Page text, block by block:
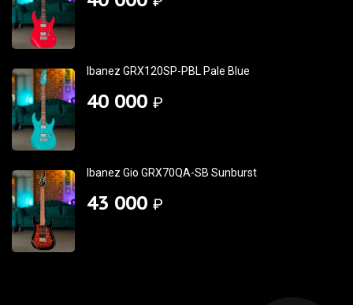
Ibanez GRX120SP-PBL Pale Blue
40 000 ₽
Ibanez Gio GRX70QA-SB Sunburst
43 000 ₽